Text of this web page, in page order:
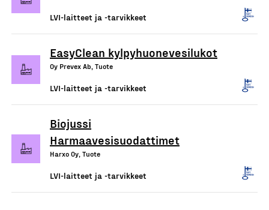
LVI-laitteet ja -tarvikkeet
EasyClean kylpyhuonevesilukot
Oy Prevex Ab, Tuote
LVI-laitteet ja -tarvikkeet
Biojussi
Harmaavesisuodattimet
Harxo Oy, Tuote
LVI-laitteet ja -tarvikkeet